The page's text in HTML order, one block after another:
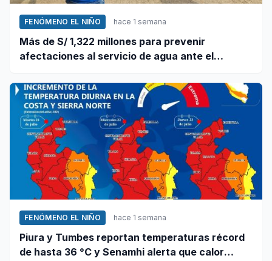
FENÓMENO EL NIÑO hace 1 semana
Más de S/ 1,322 millones para prevenir
afectaciones al servicio de agua ante el
FENÓMENO EL NIÑO hace 1 semana
Piura y Tumbes reportan temperaturas récord
de hasta 36 °C y Senamhi alerta que calor